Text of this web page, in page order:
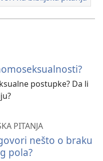
postupke? Da li
PITANJA
nešto o braku
pola?